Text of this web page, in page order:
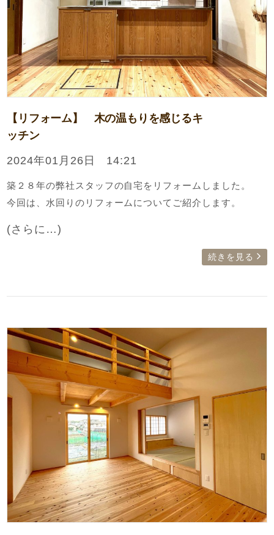
【リフォーム】 木の温もりを感じるキ
ッチン
2024年01月26日 14:21
築２８年の弊社スタッフの自宅をリフォームしました。
今回は、水回りのリフォームについてご紹介します。
(さらに…)
続きを見る